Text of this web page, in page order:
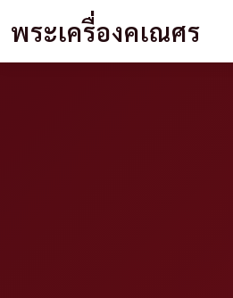
พระเครื่องคเณศร